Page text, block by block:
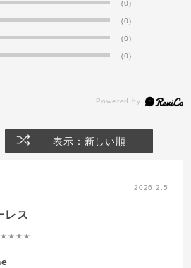
(0)
(0)
(0)
(0)
表示：新しい順
2026.2.5
レス